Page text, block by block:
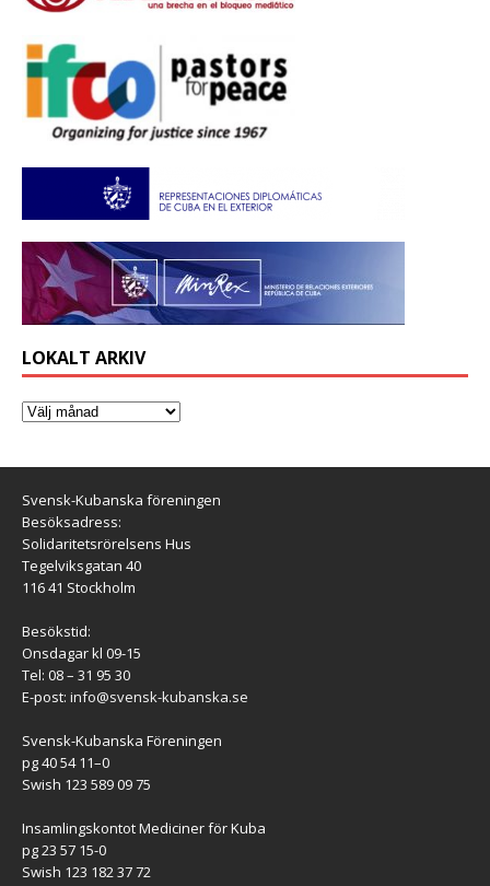
LOKALT ARKIV
Svensk-Kubanska föreningen
Besöksadress:
Solidaritetsrörelsens Hus
Tegelviksgatan 40
116 41 Stockholm
Besökstid:
Onsdagar kl 09-15
Tel: 08 – 31 95 30
E-post: info@svensk-kubanska.se
Svensk-Kubanska Föreningen
pg 40 54 11–0
Swish 123 589 09 75
Insamlingskontot Mediciner för Kuba
pg 23 57 15-0
Swish 123 182 37 72